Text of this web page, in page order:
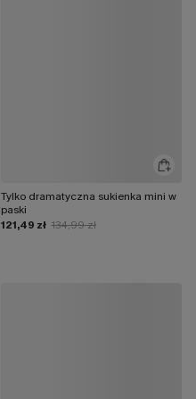
Tylko dramatyczna sukienka mini w
paski
121,49 zł 134,99 zł